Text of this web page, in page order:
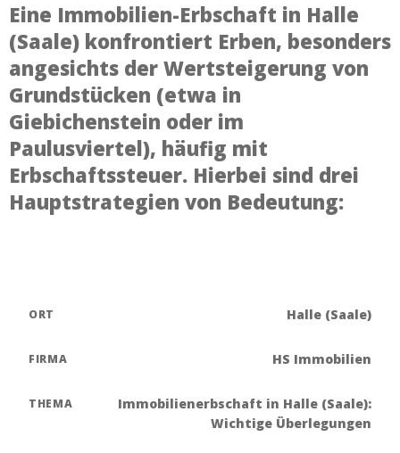
Eine Immobilien-Erbschaft in Halle
(Saale) konfrontiert Erben, besonders
angesichts der Wertsteigerung von
Grundstücken (etwa in
Giebichenstein oder im
Paulusviertel), häufig mit
Erbschaftssteuer. Hierbei sind drei
Hauptstrategien von Bedeutung:
ORT Halle (Saale)
FIRMA HS Immobilien
THEMA
Immobilienerbschaft in Halle (Saale):
Wichtige Überlegungen